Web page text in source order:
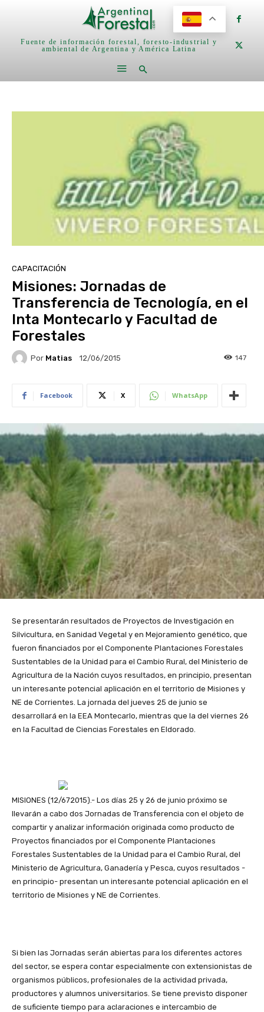
Fuente de información forestal, foresto-industrial y
ambiental de Argentina y América Latina
CAPACITACIÓN
Misiones: Jornadas de
Transferencia de Tecnología, en el
Inta Montecarlo y Facultad de
Forestales
Por Matias 12/06/2015 147
Facebook X WhatsApp
Se presentarán resultados de Proyectos de Investigación en
Silvicultura, en Sanidad Vegetal y en Mejoramiento genético, que
fueron financiados por el Componente Plantaciones Forestales
Sustentables de la Unidad para el Cambio Rural, del Ministerio de
Agricultura de la Nación cuyos resultados, en principio, presentan
un interesante potencial aplicación en el territorio de Misiones y
NE de Corrientes. La jornada del jueves 25 de junio se
desarrollará en la EEA Montecarlo, mientras que la del viernes 26
en la Facultad de Ciencias Forestales en Eldorado.
MISIONES (12/672015).- Los días 25 y 26 de junio próximo se
llevarán a cabo dos Jornadas de Transferencia con el objeto de
compartir y analizar información originada como producto de
Proyectos financiados por el Componente Plantaciones
Forestales Sustentables de la Unidad para el Cambio Rural, del
Ministerio de Agricultura, Ganadería y Pesca, cuyos resultados -
en principio- presentan un interesante potencial aplicación en el
territorio de Misiones y NE de Corrientes.
Si bien las Jornadas serán abiertas para los diferentes actores
del sector, se espera contar especialmente con extensionistas de
organismos públicos, profesionales de la actividad privada,
productores y alumnos universitarios. Se tiene previsto disponer
de suficiente tiempo para aclaraciones e intercambio de